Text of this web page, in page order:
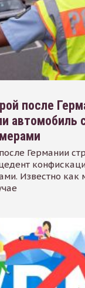
после
автомобиль
Германии
Известно как